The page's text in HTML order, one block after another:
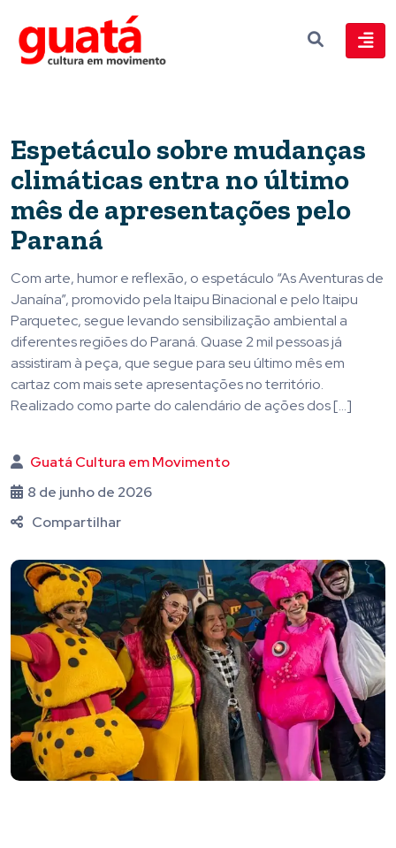
Espetáculo sobre mudanças
climáticas entra no último
mês de apresentações pelo
Paraná
Com arte, humor e reflexão, o espetáculo “As Aventuras de
Janaína”, promovido pela Itaipu Binacional e pelo Itaipu
Parquetec, segue levando sensibilização ambiental a
diferentes regiões do Paraná. Quase 2 mil pessoas já
assistiram à peça, que segue para seu último mês em
cartaz com mais sete apresentações no território.
Realizado como parte do calendário de ações dos […]
Guatá Cultura em Movimento
8 de junho de 2026
Compartilhar